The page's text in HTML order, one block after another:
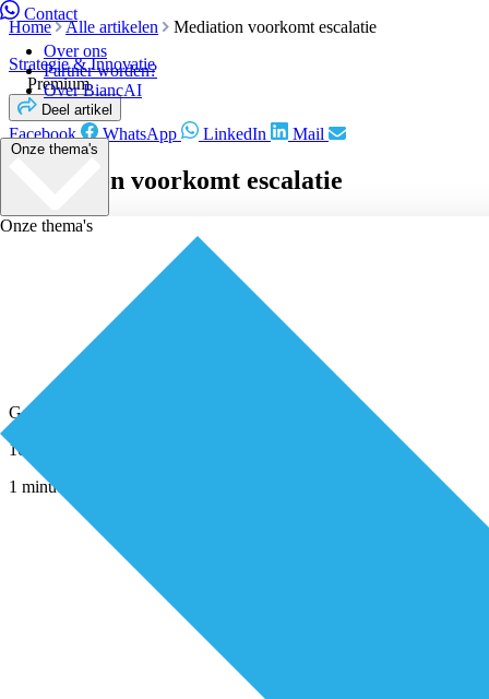
Contact
Over ons
Partner worden?
Over BiancAI
Onze thema's
Onze thema's
Home Alle artikelen
Mediation voorkomt escalatie
Strategie & Innovatie
Premium
Deel artikel
Facebook WhatsApp LinkedIn Mail
Mediation voorkomt escalatie
Geplaatst door
10 maart 2022
1 minuut leestijd